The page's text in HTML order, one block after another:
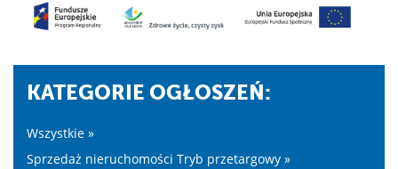
KATEGORIE OGŁOSZEŃ:
Wszystkie »
Sprzedaż nieruchomości Tryb przetargowy »